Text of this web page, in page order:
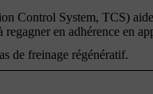
Control System, TCS)
en adhérence en
de freinage régénératif.